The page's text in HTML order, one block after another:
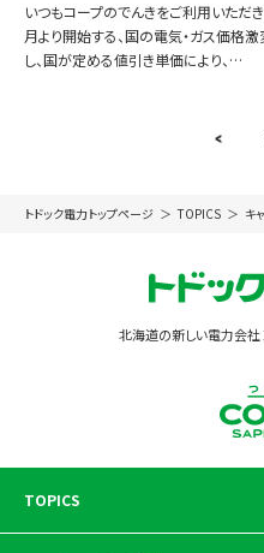
いつもコープのでんきをご利用いただ
月より開始する、国の電気・ガス価格
し、国が定める値引き単価により、…
<
トドック電力トップページ TOPICS キ
北海道の新しい電力会社
TOPICS